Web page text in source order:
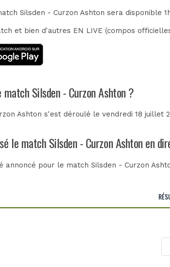
Silsden - Curzon Ashton sera disponible
et bien d'autres EN LIVE (compos
Silsden - Curzon Ashton ?
Ashton s'est déroulé le vendredi 18 juillet
le match Silsden - Curzon Ashton en
annoncé pour le match Silsden - Curzon